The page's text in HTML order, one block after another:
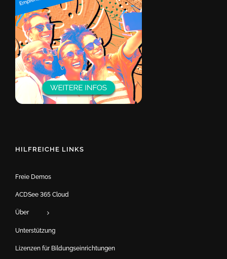
HILFREICHE LINKS
Freie Demos
ACDSee 365 Cloud
Über
Unterstützung
Lizenzen für Bildungseinrichtungen